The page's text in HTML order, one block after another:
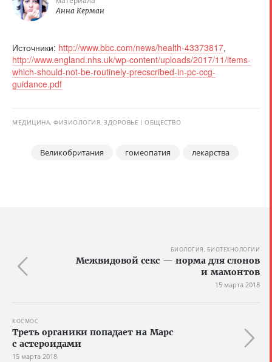
Анна Керман
Источники: http://www.bbc.com/news/health-43373817,
http://www.england.nhs.uk/wp-content/uploads/2017/11/items-
which-should-not-be-routinely-precscribed-in-pc-ccg-
guidance.pdf
МЕДИЦИНА, ФИЗИОЛОГИЯ, ЗДОРОВЬЕ ОБЩЕСТВО
Великобритания гомеопатия лекарства
БИОЛОГИЯ, БИОТЕХНОЛОГИИ
Межвидовой секс — норма для слонов
и мамонтов
15 марта 2018
КОСМОС
Треть органики попадает на Марс
с астероидами
15 марта 2018